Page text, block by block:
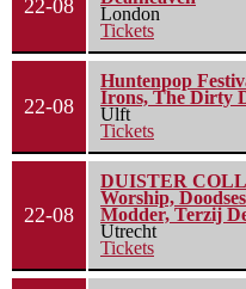
22-08
London
Tickets
22-08
Huntenpop
Irons, The Dirty
Ulft
Tickets
22-08
DUISTER
Worship,
Modder, Terzij
Utrecht
Tickets